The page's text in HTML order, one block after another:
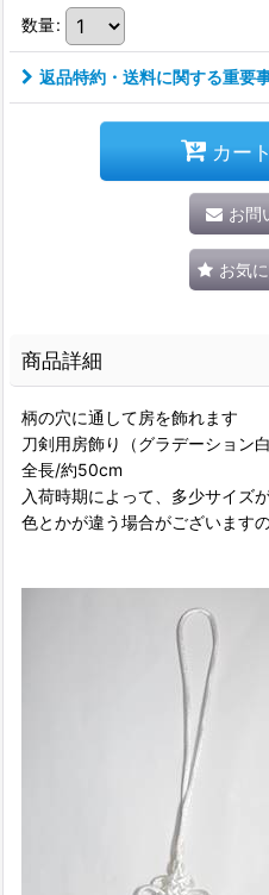
数量:
返品特約・送料に関する重要
カー
お問
お気
商品詳細
柄の穴に通して房を飾れます
刀剣用房飾り（グラデーション
全長/約50cm
入荷時期によって、多少サイズ
色とかが違う場合がございます